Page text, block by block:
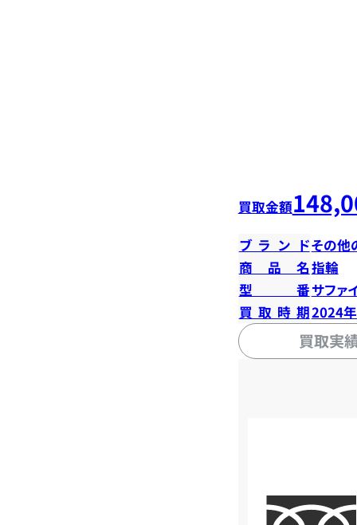
買取金額
ブランドその他
商品名指輪
型番サファ
買取時期2024
買取実